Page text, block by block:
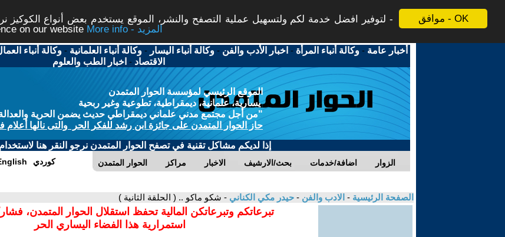
موافق - OK
لتوفير افضل خدمة لكم ولتسهيل عملية التصفح والنشر، الموقع يستخدم بعض أنواع الكوكيز
on our website
More info - المزيد
أخبار عامة -وكالة أنباء المرأة - اخبار الأدب والفن -وكالة أنباء اليسار -وكالة أنباء العلمانية -وكالة أنباء
الاقتصاد - اخبار الطب والعلوم
الموقع الرئيسي لمؤسسة الحوار المتمدن
يسارية، علمانية، ديمقراطية، تطوعية وغير ربحية
"من أجل مجتمع مدني علماني ديمقراطي حديث يضمن الحرية والعدالة
حاز الحوار المتمدن على جائزة ابن رشد للفكر الحر والتى نالها أعلام
إذا لديكم مشاكل تقنية في تصفح الحوار المتمدن نرجو النقر هنا
الحوار المتمدن مراكز الاخبار بحث/الارشيف اضافة/خدمات الزوار كوردي
الصفحة الرئيسية - الادب والفن - حيدر مكي الكناني - شكو ماكو .. ( الحلقة الثانية )
تبرعاتكم وتبرعاتكن المالية تحفظ استقلال الحوار المتمدن،
استمرارية هذا الفضاء اليساري الحر